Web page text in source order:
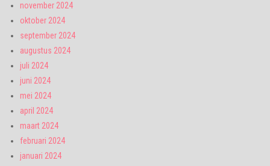
november 2024
oktober 2024
september 2024
augustus 2024
juli 2024
juni 2024
mei 2024
april 2024
maart 2024
februari 2024
januari 2024